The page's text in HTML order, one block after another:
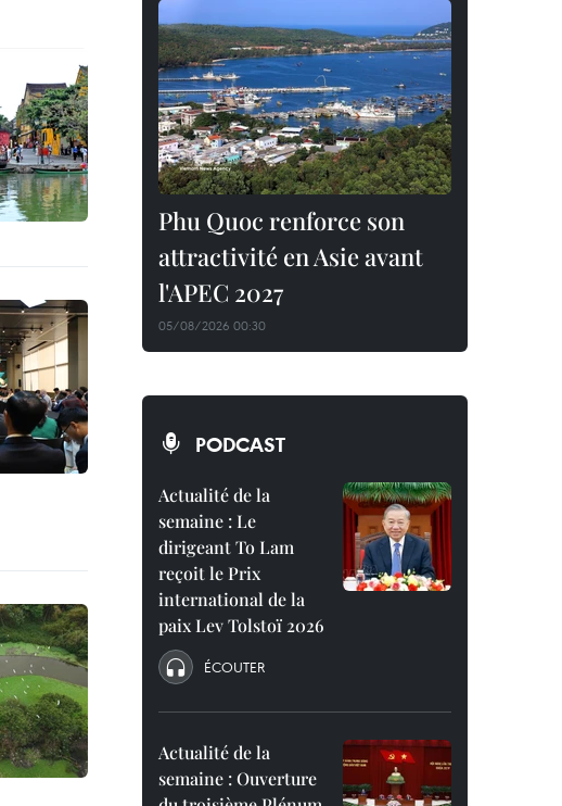
Phu Quoc renforce son
attractivité en Asie avant
l'APEC 2027
05/08/2026 00:30
PODCAST
Actualité de la
semaine : Le
dirigeant To Lam
reçoit le Prix
international de la
paix Lev Tolstoï 2026
ÉCOUTER
Actualité de la
semaine : Ouverture